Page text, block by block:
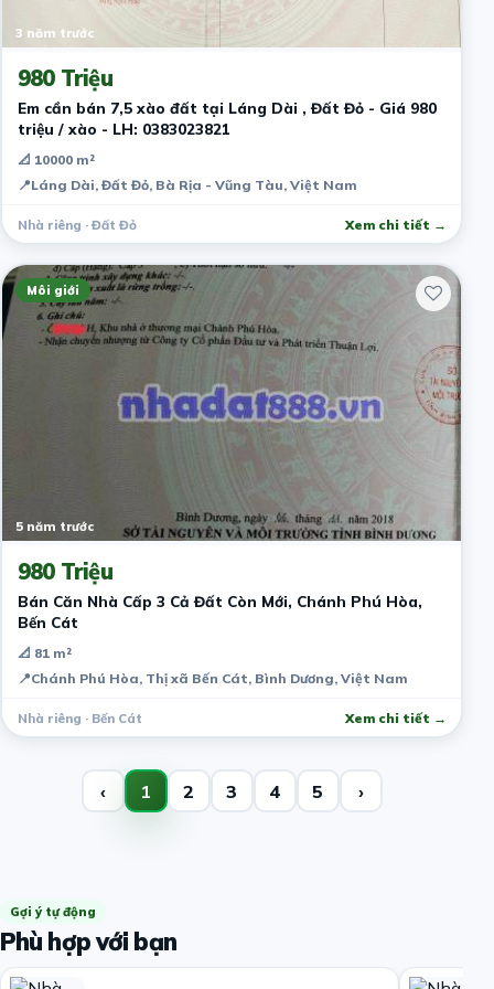
3 năm trước
980 Triệu
Em cần bán 7,5 xào đất tại Láng Dài , Đất Đỏ - Giá 980
triệu / xào - LH: 0383023821
📐 10000 m²
📍Láng Dài, Đất Đỏ, Bà Rịa - Vũng Tàu, Việt Nam
Nhà riêng · Đất Đỏ Xem chi tiết →
Môi giới
5 năm trước
980 Triệu
Bán Căn Nhà Cấp 3 Cả Đất Còn Mới, Chánh Phú Hòa,
Bến Cát
📐 81 m²
📍Chánh Phú Hòa, Thị xã Bến Cát, Bình Dương, Việt Nam
Nhà riêng · Bến Cát Xem chi tiết →
‹ 1 2 3 4 5 ›
Gợi ý tự động
Phù hợp với bạn